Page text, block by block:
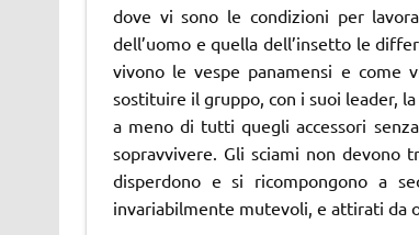
dove vi sono le condizioni per
dell’uomo e quella dell’insetto le
vivono le vespe panamensi e
sostituire il gruppo, con i suoi leader,
a meno di tutti quegli accessori
sopravvivere. Gli sciami non devono
disperdono e si ricompongono a
invariabilmente mutevoli, e attirati da